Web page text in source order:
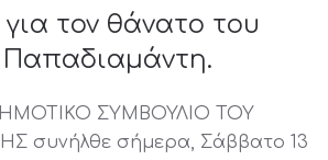
τον θάνατο του
Παπαδιαμάντη.
ΣΥΜΒΟΥΛΙΟ ΤΟΥ
συνήλθε σήμερα, Σάββατο 13